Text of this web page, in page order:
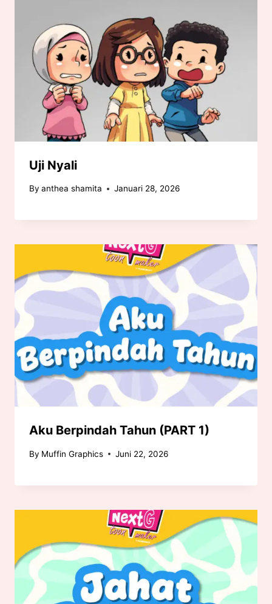
Uji Nyali
By anthea shamita Januari 28, 2026
Aku Berpindah Tahun (PART 1)
By Muffin Graphics Juni 22, 2026